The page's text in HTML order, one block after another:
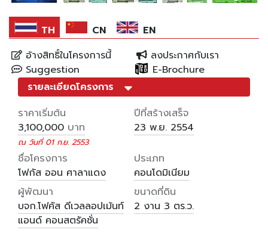
TH CN
EN
อ้างสิทธิ์ในโครงการนี้
ลงประกาศกับเรา
Suggestion
E-Brochure
รายละเอียดโครงการ
ราคาเริ่มต้น
3,100,000 บาท
ณ วันที่ 01 ก.ย. 2553
ปีที่สร้างเสร็จ
23 พ.ย. 2554
ชื่อโครงการ
โฟกัส ออน ศาลาแดง
ประเภท
คอนโดมิเนียม
ผู้พัฒนา
บจก.โฟคัส ดีเวลลอปเม้นท์
แอนด์ คอนสตรัคชั่น
ขนาดที่ดิน
2 งาน 3 ตร.ว.